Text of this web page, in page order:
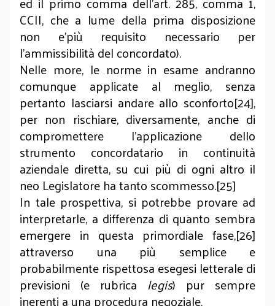
CCII, che a lume della prima disposizione
non e’più requisito necessario per
l’ammissibilità del concordato).
Nelle more, le norme in esame andranno
comunque applicate al meglio, senza
pertanto lasciarsi andare allo sconforto[24],
per non rischiare, diversamente, anche di
compromettere l’applicazione dello
strumento concordatario in continuità
aziendale diretta, su cui più di ogni altro il
neo Legislatore ha tanto scommesso.[25]
In tale prospettiva, si potrebbe provare ad
interpretarle, a differenza di quanto sembra
emergere in questa primordiale fase,[26]
attraverso una più semplice e
probabilmente rispettosa esegesi letterale di
previsioni (e rubrica legis) pur sempre
inerenti a una procedura negoziale.